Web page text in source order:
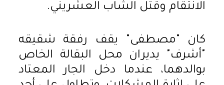
الانتقام وقتل الشاب العشريني.
كان "مصطفى" يقف رفقة شقيقه
"أشرف" يديران محل البقالة الخاص
بوالدهما، عندما دخل الجار المعتاد